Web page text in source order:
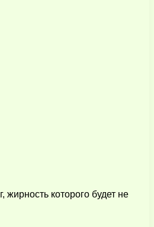
которого будет не